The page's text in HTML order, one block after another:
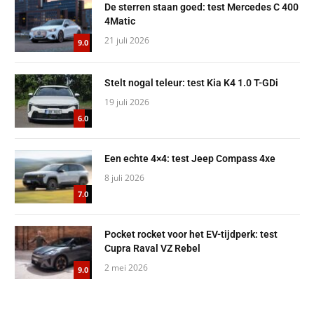
9.0
De sterren staan goed: test Mercedes C 400
4Matic
21 juli 2026
6.0
Stelt nogal teleur: test Kia K4 1.0 T-GDi
19 juli 2026
7.0
Een echte 4×4: test Jeep Compass 4xe
8 juli 2026
9.0
Pocket rocket voor het EV-tijdperk: test
Cupra Raval VZ Rebel
2 mei 2026